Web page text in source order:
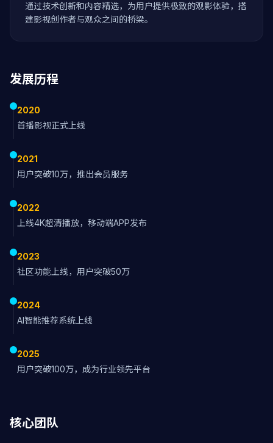
通过技术创新和内容精选，为用户提供极致的观影体验，搭
建影视创作者与观众之间的桥梁。
发展历程
2020
首播影视正式上线
2021
用户突破10万，推出会员服务
2022
上线4K超清播放，移动端APP发布
2023
社区功能上线，用户突破50万
2024
AI智能推荐系统上线
2025
用户突破100万，成为行业领先平台
核心团队